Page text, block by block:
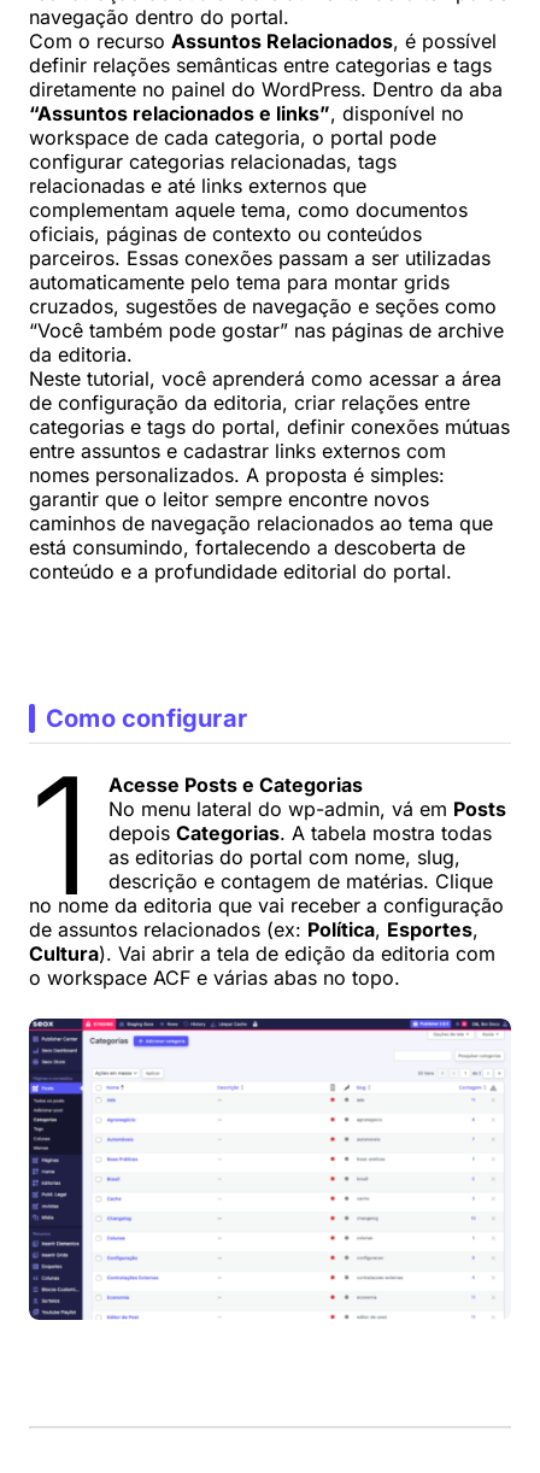
navegação dentro do portal.
Com o recurso Assuntos Relacionados, é possível
definir relações semânticas entre categorias e tags
diretamente no painel do WordPress. Dentro da aba
“Assuntos relacionados e links”, disponível no
workspace de cada categoria, o portal pode
configurar categorias relacionadas, tags
relacionadas e até links externos que
complementam aquele tema, como documentos
oficiais, páginas de contexto ou conteúdos
parceiros. Essas conexões passam a ser utilizadas
automaticamente pelo tema para montar grids
cruzados, sugestões de navegação e seções como
“Você também pode gostar” nas páginas de archive
da editoria.
Neste tutorial, você aprenderá como acessar a área
de configuração da editoria, criar relações entre
categorias e tags do portal, definir conexões mútuas
entre assuntos e cadastrar links externos com
nomes personalizados. A proposta é simples:
garantir que o leitor sempre encontre novos
caminhos de navegação relacionados ao tema que
está consumindo, fortalecendo a descoberta de
conteúdo e a profundidade editorial do portal.
Como configurar
1
Acesse Posts e Categorias
No menu lateral do wp-admin, vá em Posts
depoisCategorias. A tabela mostra todas
as editorias do portal com nome, slug,
descrição e contagem de matérias. Clique
no nome da editoria que vai receber a configuração
de assuntos relacionados (ex: Política, Esportes,
Cultura). Vai abrir a tela de edição da editoria com
o workspace ACF e várias abas no topo.